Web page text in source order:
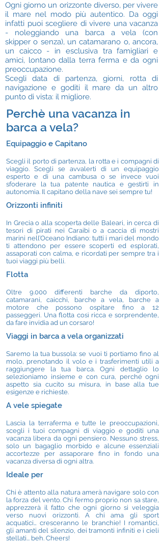
Ogni giorno un orizzonte diverso, per vivere
il mare nel modo più autentico. Da oggi
infatti puoi scegliere di vivere una vacanza
- noleggiando una barca a vela (con
skipper o senza), un catamarano o, ancora,
un caicco - in esclusiva tra famigliari e
amici, lontano dalla terra ferma e da ogni
preoccupazione.
Scegli data di partenza, giorni, rotta di
navigazione e goditi il mare da un altro
punto di vista: il migliore.
Perchè una vacanza in
barca a vela?
Equipaggio e Capitano
Scegli il porto di partenza, la rotta e i compagni di
viaggio. Scegli se avvalerti di un equipaggio
esperto e di una cambusa o se invece vuoi
sfoderare la tua patente nautica e gestirti in
autonomia. Il capitano della nave sei sempre tu!
Orizzonti infiniti
In Grecia o alla scoperta delle Baleari, in cerca di
tesori di pirati nei Caraibi o a caccia di mostri
marini nell’Oceano Indiano: tutti i mari del mondo
ti attendono per essere scoperti ed esplorati,
assaporati con calma, e ricordati per sempre tra i
tuoi viaggi più belli.
Flotta
Oltre 9.000 differenti barche da diporto,
catamarani, caicchi, barche a vela, barche a
motore che possono ospitare fino a 12
passeggeri. Una flotta così ricca e sorprendente,
da fare invidia ad un corsaro!
Viaggi in barca a vela organizzati
Saremo la tua bussola: se vuoi ti portiamo fino al
molo, prenotando il volo e i trasferimenti utili a
raggiungere la tua barca. Ogni dettaglio lo
selezioniamo insieme e con cura, perché ogni
aspetto sia cucito su misura, in base alla tue
esigenze e richieste.
A vele spiegate
Lascia la terraferma e tutte le preoccupazioni,
scegli i tuoi compagni di viaggio e goditi una
vacanza libera da ogni pensiero. Nessuno stress,
solo un bagaglio morbido e alcune essenziali
accortezze per assaporare fino in fondo una
vacanza diversa di ogni altra.
Ideale per
Chi è attento alla natura amerà navigare solo con
la forza del vento. Chi fermo proprio non sa stare,
apprezzerà il fatto che ogni giorno si veleggia
verso nuovi orizzonti. A chi ama gli sport
acquatici… cresceranno le branchie! I romantici,
gli amanti del silenzio, dei tramonti infiniti e i cieli
stellati... beh. Cheers!